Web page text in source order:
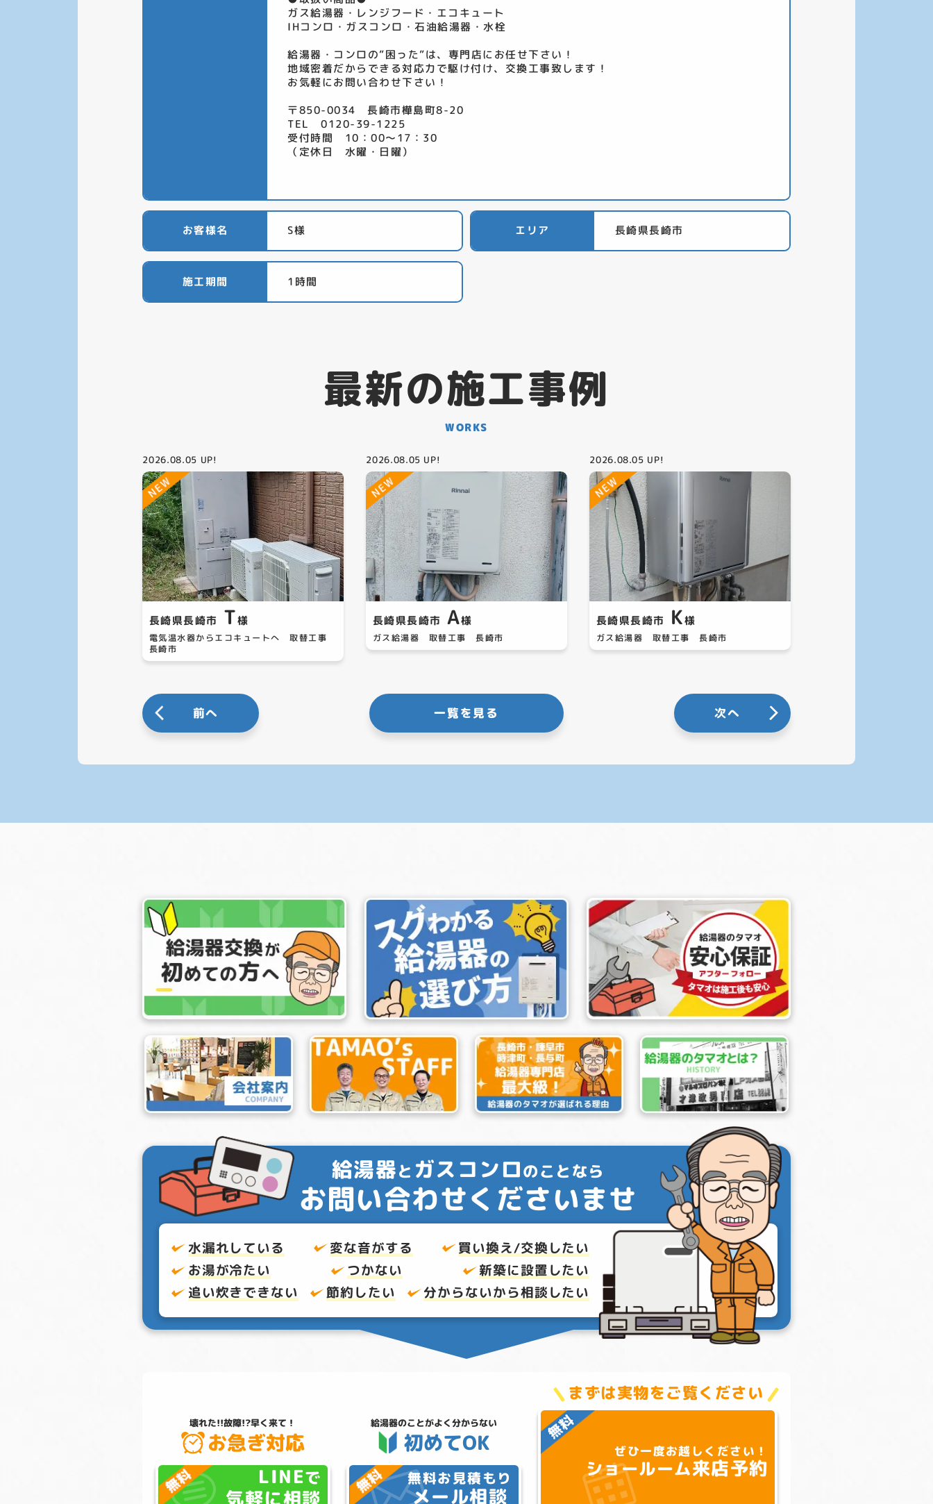
ガス給湯器・レンジフード・エコキュート
IHコンロ・ガスコンロ・石油給湯器・水栓
給湯器・コンロの”困った”は、専門店にお任せ下さい！
地域密着だからできる対応力で駆け付け、交換工事致します！
お気軽にお問い合わせ下さい！
〒850-0034 長崎市樺島町8-20
TEL 0120-39-1225
受付時間 10：00～17：30
（定休日 水曜・日曜）
お客様名 S様 エリア 長崎県長崎市
施工期間 1時間
最新の施工事例
WORKS
2026.08.05 UP!
長崎県長崎市 T様
電気温水器からエコキュートへ 取替工事
長崎市
2026.08.05 UP!
長崎県長崎市 A様
ガス給湯器 取替工事 長崎市
2026.08.05 UP!
長崎県長崎市 K様
ガス給湯器 取替工事 長崎市
前へ 一覧を見る 次へ
給湯器と ガスコンロのことなら
お問い合わせくださいませ
水漏れしている 変な音がする
買い換え/交換したい
お湯が冷たい
つかない
新築に設置したい
追い炊きできない
節約したい 分からないから相談したい
まずは実物をご覧ください
壊れた!!故障!?早く来て！
お急ぎ対応
LINEで
気軽に相談
給湯器のことがよく分からない
初めてOK
無料お見積もり
メール相談
ぜひ一度お越しください！
ショールーム来店予約